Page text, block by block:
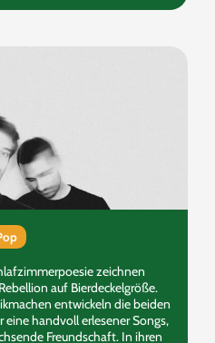
zeichnen
auf Bierdeckelgröße.
entwickeln die beiden
eine handvoll erlesener Songs,
Freundschaft. In ihren